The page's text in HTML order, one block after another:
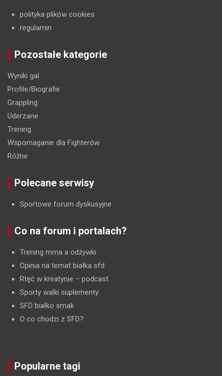
polityka plików cookies
regulamin
Pozostałe kategorie
Wyniki gal
Profile/Biografie
Grappling
Uderzane
Trening
Wspomaganie dla Fighterów
Różne
Polecane serwisy
Sportowe forum dyskusyjne
Co na forum i portalach?
Trening mma a odżywki
Opinia na temat białka sfd
Rtęć w kreatynie – podcast
Sporty walki suplementy
SFD białko smak
O co chodzi z SFD?
Popularne tagi